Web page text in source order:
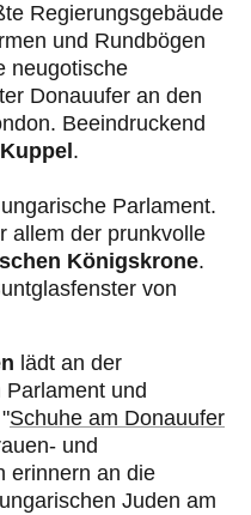
Regierungsgebäude
und Rundbögen
neugotische
Donauufer an den
Beeindruckend
.
Parlament.
allem der prunkvolle
Königskrone.
von
lädt an der
und
Schuhe am Donauufer
und
erinnern an die
Juden am